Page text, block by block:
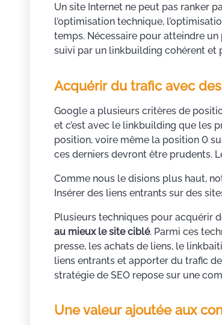
Un site Internet ne peut pas ranker
l’optimisation technique,
temps. Nécessaire pour atteindre
suivi par un linkbuilding cohérent et
Acquérir du trafic avec
Google a plusieurs critères de
et c’est avec le linkbuilding que les
position, voire même la position 0
ces derniers devront être prudents.
Comme nous le disions plus haut,
Insérer des liens entrants sur des
Plusieurs techniques pour acquérir
au mieux le site ciblé. Parmi ces
presse, les achats de liens, le
liens entrants et apporter du trafic
stratégie de SEO repose sur une
Une valeur ajoutée aux